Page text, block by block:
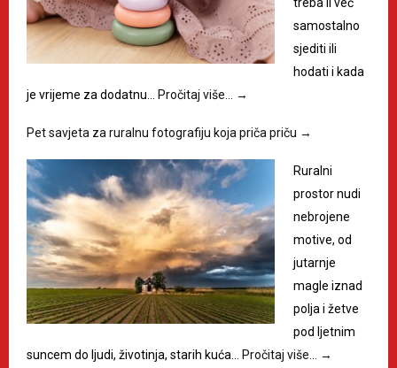
treba li već
samostalno
sjediti ili
hodati i kada
je vrijeme za dodatnu… Pročitaj više… →
Pet savjeta za ruralnu fotografiju koja priča priču →
Ruralni
prostor nudi
nebrojene
motive, od
jutarnje
magle iznad
polja i žetve
pod ljetnim
suncem do ljudi, životinja, starih kuća… Pročitaj više… →